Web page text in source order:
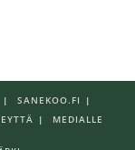
SANEKOO.FI
MEDIALLE